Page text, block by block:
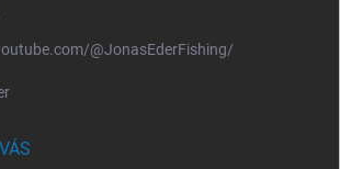
@JonasEderFishing/